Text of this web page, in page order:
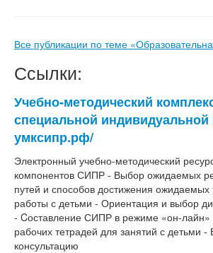
Все публикации по теме
Ссылки:
Учебно-методический
специальной
умксипр.рф/
Электронный учебно-методический
компонентов СИПР - Выбор ожидаемых
путей и способов достижения
работы с детьми - Ориентация и выбор
- Cоставление СИПР в режиме «он-
рабочих тетрадей для занятий с детьми
консультацию